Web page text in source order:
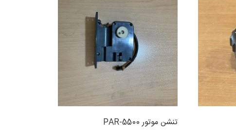
تنشن موتور PAR-5500